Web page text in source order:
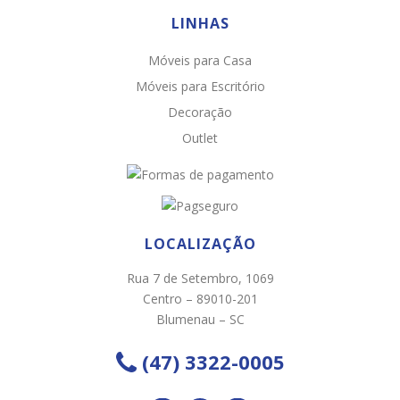
LINHAS
Móveis para Casa
Móveis para Escritório
Decoração
Outlet
LOCALIZAÇÃO
Rua 7 de Setembro, 1069
Centro – 89010-201
Blumenau – SC
(47) 3322-0005
Chat WhatsApp
Por favor, preencha os campos abaixo para
Ao informar meus dados e clicar em ‘INICIAR CONVERSA’, eu
concordo com aPolítica de Privacidade.